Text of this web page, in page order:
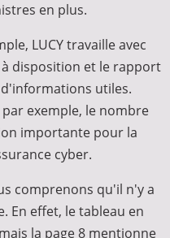
en plus.
LUCY travaille avec
disposition et le rapport
utiles.
exemple, le nombre
importante pour la
cyber.
comprenons qu'il n'y a
En effet, le tableau en
la page 8 mentionne